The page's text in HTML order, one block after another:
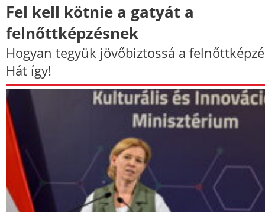
Fel kell kötnie a gatyát a
felnőttképzésnek
Hogyan tegyük jövőbiztossá a
Hát így!